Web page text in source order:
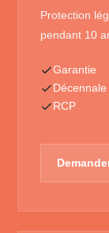
Protection
pendant 10
Garantie
Décennale
RCP